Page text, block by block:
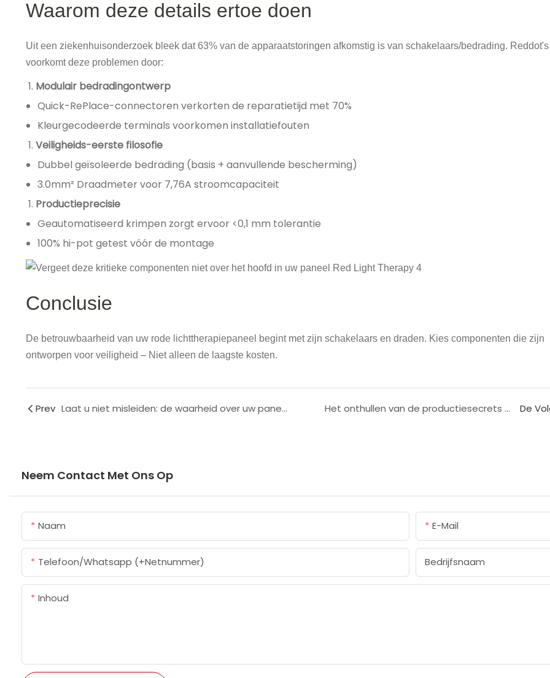
Waarom deze details ertoe doen
Uit een ziekenhuisonderzoek bleek dat 63% van de apparaatstoringen afkomstig is van schakelaars/bedrading.
voorkomt deze problemen door:
Modulair bedradingontwerp
Quick-RePlace-connectoren verkorten de reparatietijd met 70%
Kleurgecodeerde terminals voorkomen installatiefouten
Veiligheids-eerste filosofie
Dubbel geïsoleerde bedrading (basis + aanvullende bescherming)
3.0mm² Draadmeter voor 7,76A stroomcapaciteit
Productieprecisie
Geautomatiseerd krimpen zorgt ervoor <0,1 mm tolerantie
100% hi-pot getest vóór de montage
Conclusie
De betrouwbaarheid van uw rode lichttherapiepaneel begint met zijn schakelaars en draden. Kies componenten die zijn
ontworpen voor veiligheid – Niet alleen de laagste kosten.
Prev Laat u niet misleiden: de waarheid over uw paneel met rode lichttherapie Het onthullen van de productiesecrets van uw rode lichttherapiepaneel De
Neem Contact Met Ons Op
Naam E-Mail
Telefoon/whatsapp (+netnummer) Bedrijfsnaam
Inhoud